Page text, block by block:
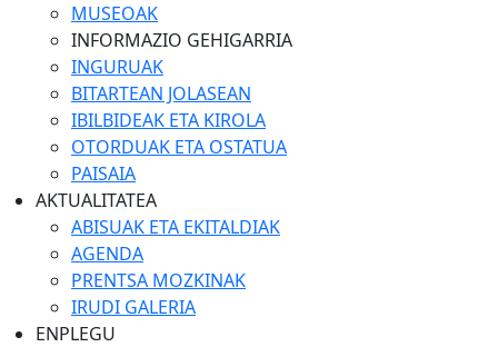
MUSEOAK
INFORMAZIO GEHIGARRIA
INGURUAK
BITARTEAN JOLASEAN
IBILBIDEAK ETA KIROLA
OTORDUAK ETA OSTATUA
PAISAIA
AKTUALITATEA
ABISUAK ETA EKITALDIAK
AGENDA
PRENTSA MOZKINAK
IRUDI GALERIA
ENPLEGU